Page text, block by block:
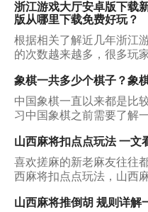
浙江游戏大厅安卓版下载
版从哪里下载免费好玩？
根据相关了解近几年浙江
的次数越来越多，很多玩
够被玩家多次选择的原因
象棋一共多少个棋子？象
中国象棋一直以来都是比
习中国象棋之前需要了解
得不错的成绩，把中国象
山西麻将扣点点玩法 一文
喜欢搓麻的新老麻友往往
西麻将扣点点玩法，山西
的伙伴们，几乎都接触过
山西麻将推倒胡 规则详解